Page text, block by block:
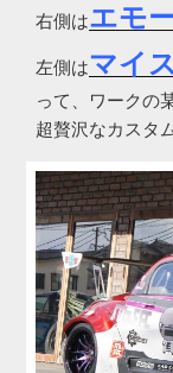
右側はエモ
左側はマイ
って、ワークの
超贅沢なカスタ